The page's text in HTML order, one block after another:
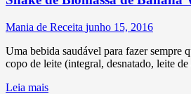
Mania de Receita junho 15, 2016
Uma bebida saudável para fazer sempre
copo de leite (integral, desnatado, leite
Leia mais